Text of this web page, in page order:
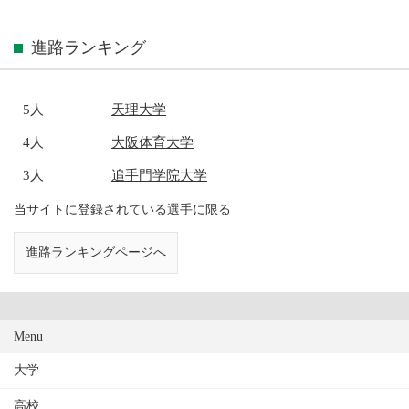
進路ランキング
5人 天理大学
4人 大阪体育大学
3人 追手門学院大学
当サイトに登録されている選手に限る
進路ランキングページへ
Menu
大学
高校